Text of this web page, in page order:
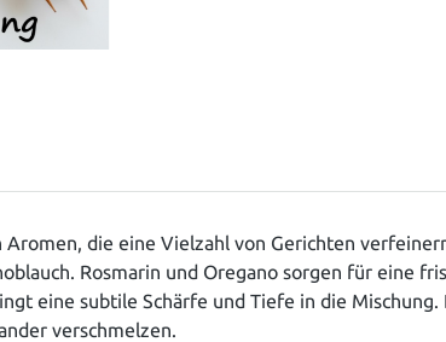
die eine Vielzahl von Gerichten
Rosmarin und Oregano sorgen für eine
eine subtile Schärfe und Tiefe in die
verschmelzen.